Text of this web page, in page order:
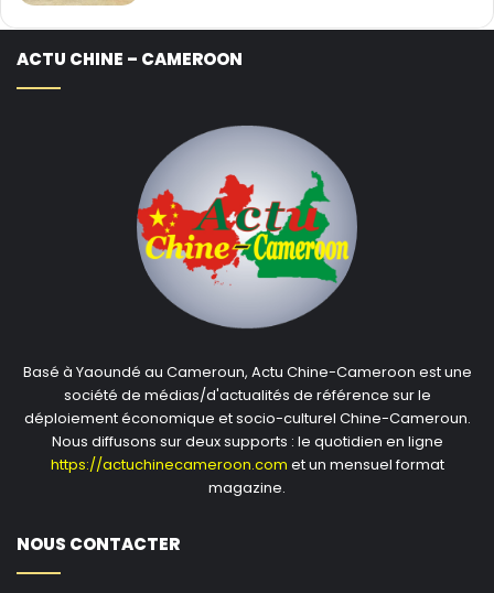
ACTU CHINE – CAMEROON
Basé à Yaoundé au Cameroun, Actu Chine-Cameroon est une
société de médias/d'actualités de référence sur le
déploiement économique et socio-culturel Chine-Cameroun.
Nous diffusons sur deux supports : le quotidien en ligne
https://actuchinecameroon.com et un mensuel format
magazine.
NOUS CONTACTER